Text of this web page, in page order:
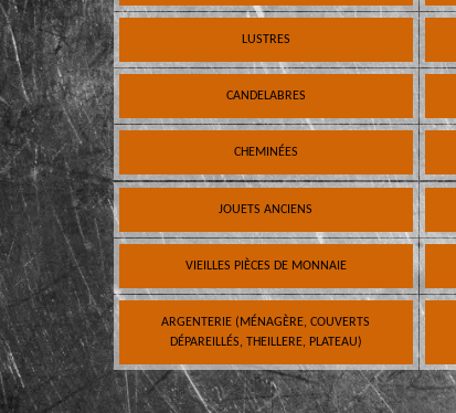
LUSTRES
CANDELABRES
CHEMINÉES
JOUETS ANCIENS
VIEILLES PIÈCES DE MONNAIE
ARGENTERIE (MÉNAGÈRE, COUVERTS
DÉPAREILLÉS, THEILLERE, PLATEAU)